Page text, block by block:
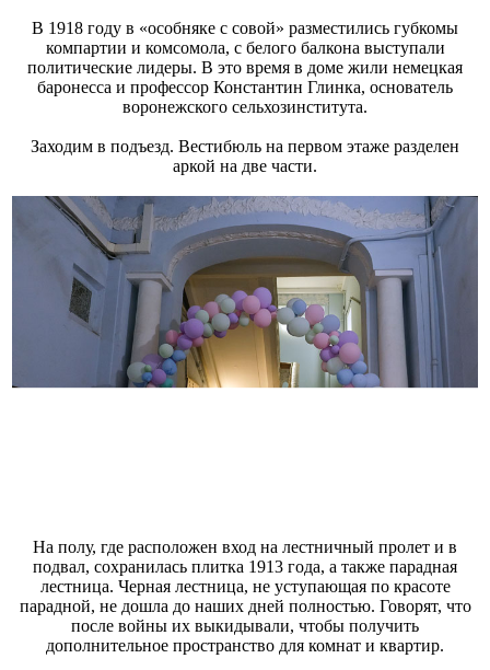
В 1918 году в «особняке с совой» разместились губкомы
компартии и комсомола, с белого балкона выступали
политические лидеры. В это время в доме жили немецкая
баронесса и профессор Константин Глинка, основатель
воронежского сельхозинститута.
Заходим в подъезд. Вестибюль на первом этаже разделен
аркой на две части.
На полу, где расположен вход на лестничный пролет и в
подвал, сохранилась плитка 1913 года, а также парадная
лестница. Черная лестница, не уступающая по красоте
парадной, не дошла до наших дней полностью. Говорят, что
после войны их выкидывали, чтобы получить
дополнительное пространство для комнат и квартир.